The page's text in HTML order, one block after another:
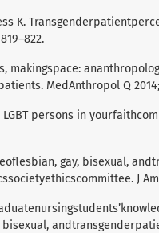
K.
makingspace:
MedAnthropol Q 2014;
persons in
gay, bisexual,
J